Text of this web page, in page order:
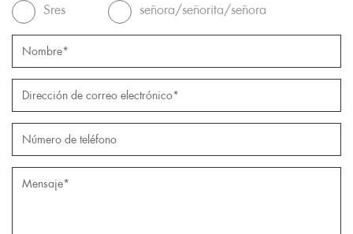
Sres señora/señorita/señora